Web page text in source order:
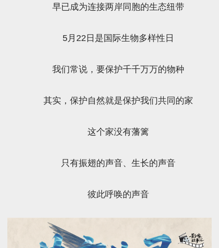
早已成为连接两岸同胞的生态纽带
5月22日是国际生物多样性日
我们常说，要保护千千万万的物种
其实，保护自然就是保护我们共同的家
这个家没有藩篱
只有振翅的声音、生长的声音
彼此呼唤的声音